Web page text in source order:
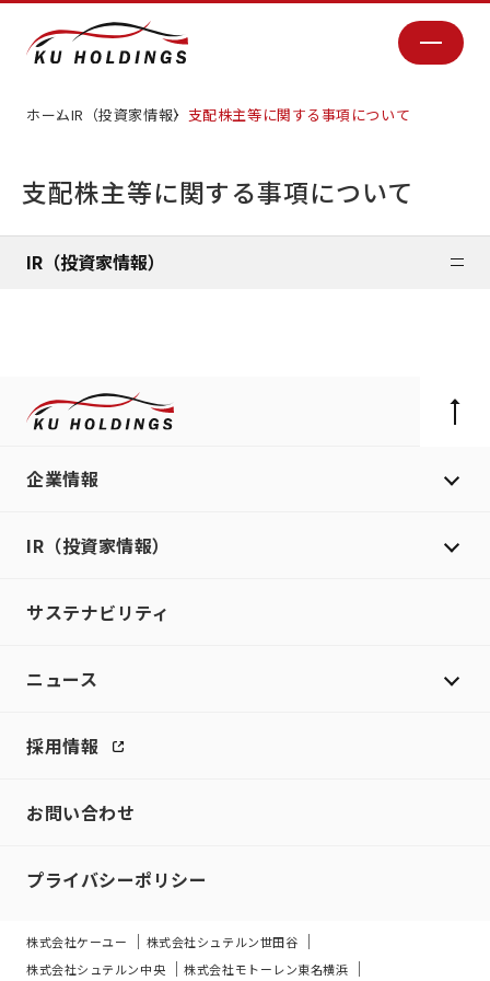
ホームIR（投資家情報） 支配株主等に関する事項について
支配株主等に関する事項について
IR（投資家情報）
企業情報
IR（投資家情報）
サステナビリティ
ニュース
採用情報
お問い合わせ
プライバシーポリシー
株式会社ケーユー
株式会社シュテルン世田谷
株式会社シュテルン中央
株式会社モトーレン東名横浜